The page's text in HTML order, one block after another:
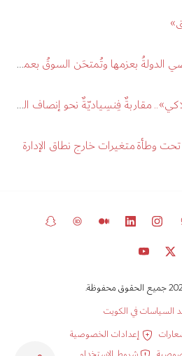
بعزمها وتُمتحَن السوقُ بعمقها
فِنسِياديّةٌ نحو إنصاف العِلّة وفهم المقصد
وطأة متغيرات خارج نطاق الإدارة
السياسات في الكويت
إعدادات الخصوصية